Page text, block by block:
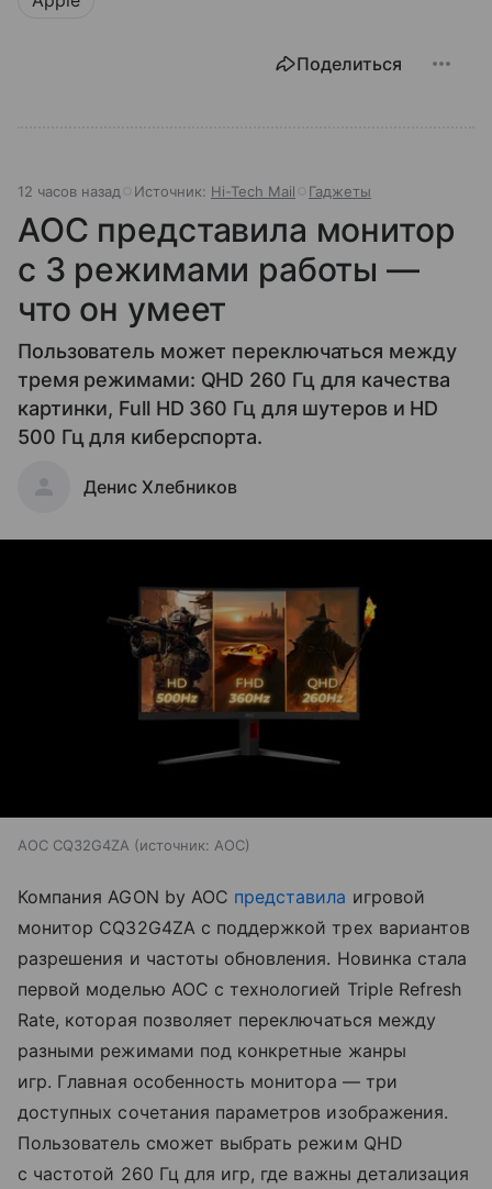
Поделиться
12 часов назад Источник: Hi-Tech Mail Гаджеты
AOC представила монитор
с 3 режимами работы —
что он умеет
Пользователь может переключаться между
тремя режимами: QHD 260 Гц для качества
картинки, Full HD 360 Гц для шутеров и HD
500 Гц для киберспорта.
Денис Хлебников
AOC CQ32G4ZA источник: AOC
Компания AGON by AOC представила игровой
монитор CQ32G4ZA с поддержкой трех вариантов
разрешения и частоты обновления. Новинка стала
первой моделью AOC с технологией Triple Refresh
Rate, которая позволяет переключаться между
разными режимами под конкретные жанры
игр. Главная особенность монитора — три
доступных сочетания параметров изображения.
Пользователь сможет выбрать режим QHD
с частотой 260 Гц для игр, где важны детализация